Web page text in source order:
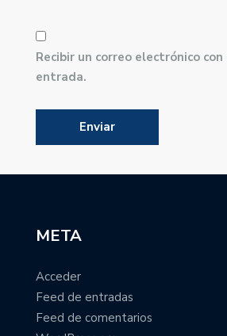
Recibir un correo electrónico con
entrada.
META
Acceder
Feed de entradas
Feed de comentarios